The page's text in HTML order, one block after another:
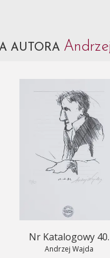
AUTORA
Nr Katalogowy 40.
Andrzej Wajda